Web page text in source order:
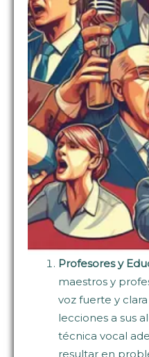
Profesores y
maestros y
voz fuerte y
lecciones a sus
técnica vocal
resultar en